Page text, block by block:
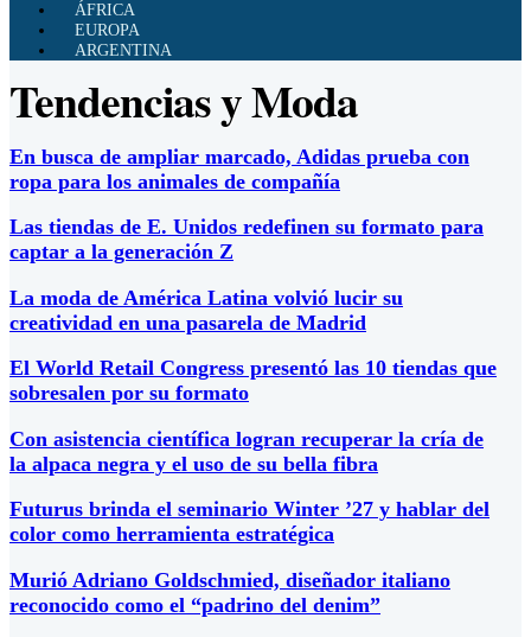
ÁFRICA
EUROPA
ARGENTINA
Tendencias y Moda
En busca de ampliar marcado, Adidas prueba con
ropa para los animales de compañía
Las tiendas de E. Unidos redefinen su formato para
captar a la generación Z
La moda de América Latina volvió lucir su
creatividad en una pasarela de Madrid
El World Retail Congress presentó las 10 tiendas que
sobresalen por su formato
Con asistencia científica logran recuperar la cría de
la alpaca negra y el uso de su bella fibra
Futurus brinda el seminario Winter ’27 y hablar del
color como herramienta estratégica
Murió Adriano Goldschmied, diseñador italiano
reconocido como el “padrino del denim”